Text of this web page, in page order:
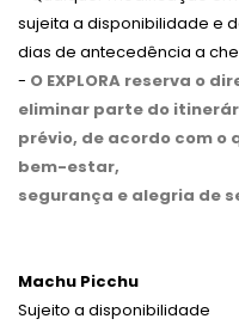
sujeita a disponibilidade e
dias de antecedência a
- O EXPLORA reserva o
eliminar parte do
prévio, de acordo com o
bem-estar,
segurança e alegria de
Machu Picchu
Sujeito a disponibilidade